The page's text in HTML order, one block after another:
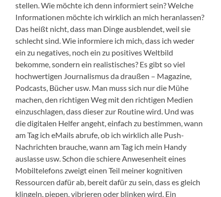
stellen. Wie möchte ich denn informiert sein? Welche
Informationen möchte ich wirklich an mich heranlassen?
Das heißt nicht, dass man Dinge ausblendet, weil sie
schlecht sind. Wie informiere ich mich, dass ich weder
ein zu negatives, noch ein zu positives Weltbild
bekomme, sondern ein realistisches? Es gibt so viel
hochwertigen Journalismus da draußen – Magazine,
Podcasts, Bücher usw. Man muss sich nur die Mühe
machen, den richtigen Weg mit den richtigen Medien
einzuschlagen, dass dieser zur Routine wird. Und was
die digitalen Helfer angeht, einfach zu bestimmen, wann
am Tag ich eMails abrufe, ob ich wirklich alle Push-
Nachrichten brauche, wann am Tag ich mein Handy
auslasse usw. Schon die schiere Anwesenheit eines
Mobiltelefons zweigt einen Teil meiner kognitiven
Ressourcen dafür ab, bereit dafür zu sein, dass es gleich
klingeln, piepen, vibrieren oder blinken wird. Ein